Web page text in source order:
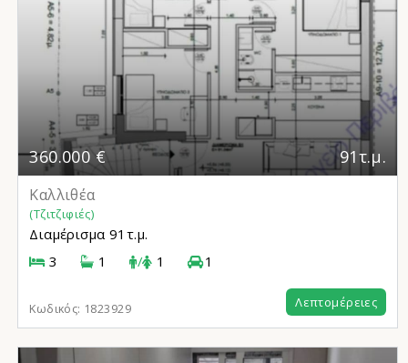
360.000 € 91τ.μ.
Καλλιθέα
(Τζιτζιφιές)
Διαμέρισμα 91τ.μ.
3
1 / 1 1
Κωδικός: 1823929 Λεπτομέρειες